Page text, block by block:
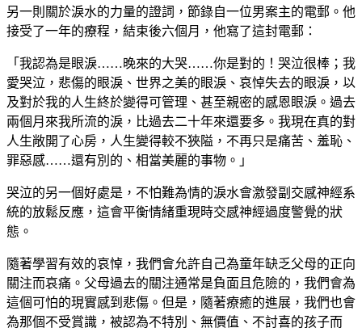
另一則關於淚水的力量的證詞，節錄自一位男案主的電郵。他
接受了一年的療程，結束後六個月，他寫了這封電郵：
「我認為是眼淚……晚來的大哭……你是對的！哭泣很棒；我
愛哭泣，悲傷的眼淚、世界之美的眼淚、哀悼失去的眼淚，以
及對於我的人生終於變得可管理、甚至親密的感恩眼淚。過去
兩個月來我所流的淚，比過去二十年來還要多。我現在真的對
人生敞開了心房，人生變得較不狹隘，不再只是痛苦、羞恥、
罪惡感……還有別的、相當美麗的事物。」
哭泣的另一個好處是，不怕難為情的淚水會激發副交感神經系
統的放鬆反應，這會平衡情緒重現時交感神經過度警覺的狀
態。
隨著學習有效的哀悼，我們會允許自己為童年缺乏父母的正向
關注而哀痛。父母過去的關注通常是負面且危險的，我們會為
這個可怕的現實感到悲傷。但是，隨著療癒的進展，我們也會
為那個不受賞識，被認為不特別、無價值、不討喜的孩子而